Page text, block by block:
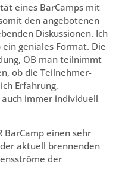
eines BarCamps mit
den angebotenen
Diskussionen. Ich
geniales Format. Die
OB man teilnimmt
ob die Teilnehmer-
Erfahrung,
immer individuell
BarCamp einen sehr
aktuell brennenden
der